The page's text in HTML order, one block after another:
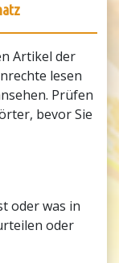
Artikel der
lesen
Prüfen
bevor Sie
oder was in
oder